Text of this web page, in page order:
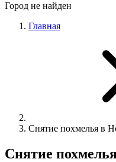
Город не найден
Главная
Снятие похмелья в
Снятие